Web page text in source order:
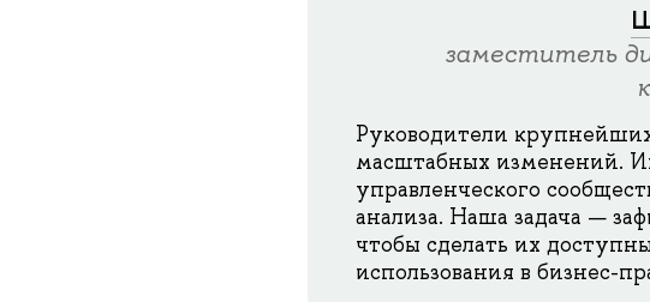
заместитель
Руководители
масштабных изменений.
управленческого
анализа. Наша задача —
чтобы сделать их
использования в бизнес-